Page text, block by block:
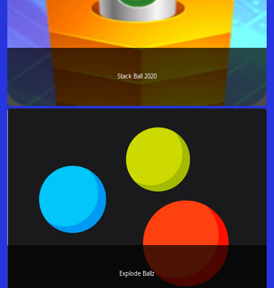
Stack Ball 2020
Explode Ballz